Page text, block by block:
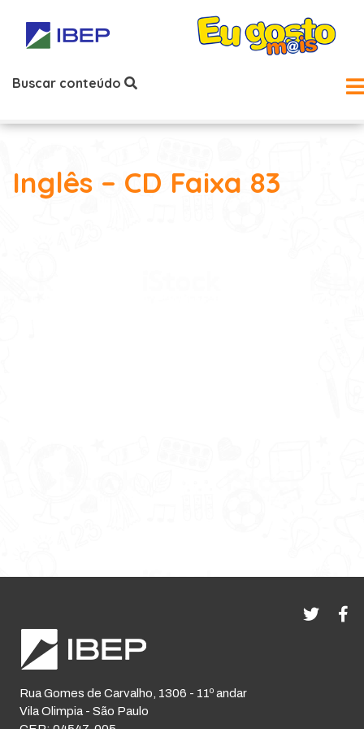
Buscar conteúdo
Inglês – CD Faixa 83
Rua Gomes de Carvalho, 1306 - 11º andar
Vila Olimpia - São Paulo